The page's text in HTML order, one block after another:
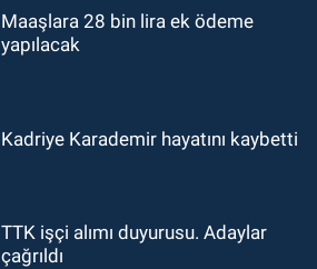
Maaşlara 28 bin lira ek ödeme
yapılacak
Kadriye Karademir hayatını kaybetti
TTK işçi alımı duyurusu. Adaylar
çağrıldı